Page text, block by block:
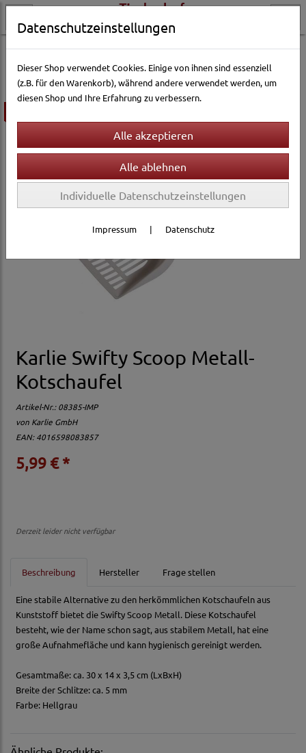
Katzenwelt Toiletten & Katzenstreu Toiletten-Zubehör
Karlie Swifty Scoop Metall-
Kotschaufel
Artikel-Nr.:08385-IMP
von Karlie GmbH
EAN: 4016598083857
5,99 € *
Derzeit leider nicht verfügbar
Beschreibung Hersteller Frage stellen
Eine stabile Alternative zu den herkömmlichen Kotschaufeln aus
Kunststoff bietet die Swifty Scoop Metall. Diese Kotschaufel
besteht, wie der Name schon sagt, aus stabilem Metall, hat eine
große Aufnahmefläche und kann hygienisch gereinigt werden.
Gesamtmaße: ca. 30 x 14 x 3,5 cm (LxBxH)
Breite der Schlitze: ca. 5 mm
Farbe: Hellgrau
Datenschutzeinstellungen
Dieser Shop verwendet Cookies. Einige von ihnen sind essenziell
(z.B. für den Warenkorb), während andere verwendet werden, um
diesen Shop und Ihre Erfahrung zu verbessern.
Individuelle Datenschutzeinstellungen
Impressum | Datenschutz